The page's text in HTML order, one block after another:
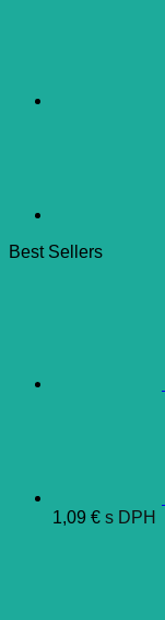
silicami
Best Sellers
1,09 € s DPH